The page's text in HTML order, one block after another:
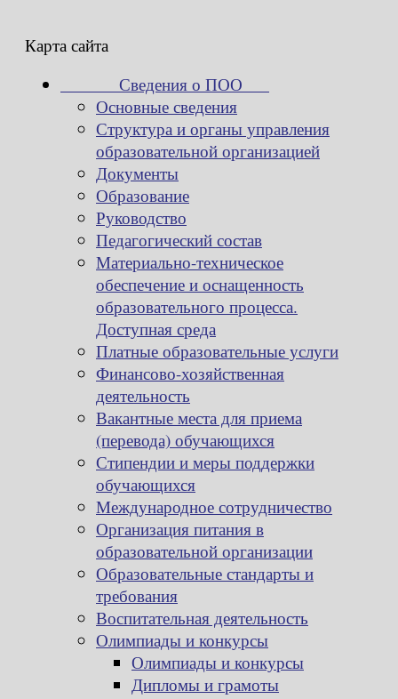
Карта сайта
Сведения о ПОО
Основные сведения
Структура и органы управления
образовательной организацией
Документы
Образование
Руководство
Педагогический состав
Материально-техническое
обеспечение и оснащенность
образовательного процесса.
Доступная среда
Платные образовательные услуги
Финансово-хозяйственная
деятельность
Вакантные места для приема
(перевода) обучающихся
Стипендии и меры поддержки
обучающихся
Международное сотрудничество
Организация питания в
образовательной организации
Образовательные стандарты и
требования
Воспитательная деятельность
Олимпиады и конкурсы
Олимпиады и конкурсы
Дипломы и грамоты